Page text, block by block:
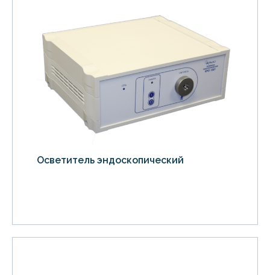
Осветитель эндоскопический